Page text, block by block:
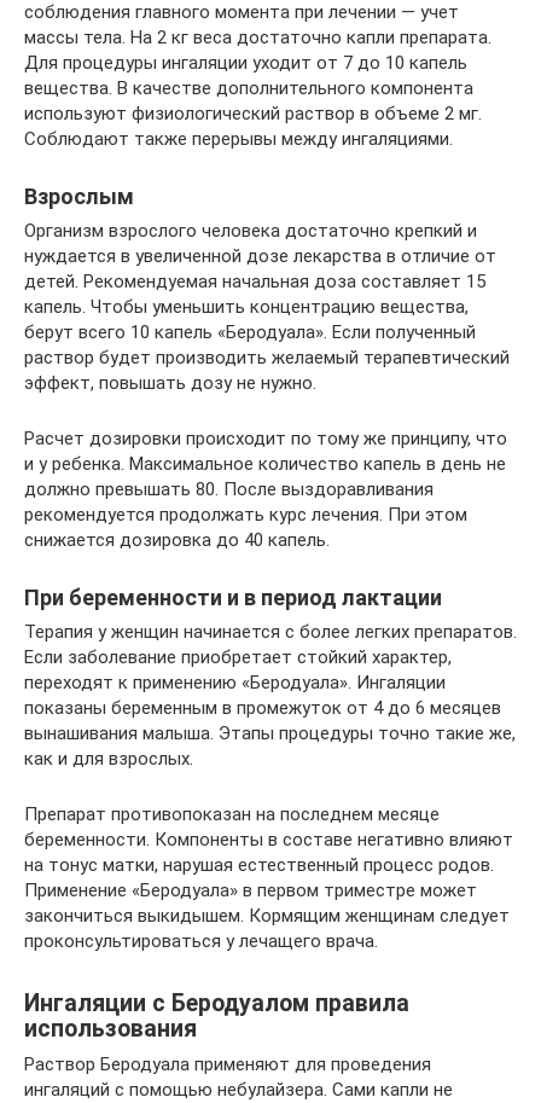
соблюдения главного момента при лечении — учет
массы тела. На 2 кг веса достаточно капли препарата.
Для процедуры ингаляции уходит от 7 до 10 капель
вещества. В качестве дополнительного компонента
используют физиологический раствор в объеме 2 мг.
Соблюдают также перерывы между ингаляциями.
Взрослым
Организм взрослого человека достаточно крепкий и
нуждается в увеличенной дозе лекарства в отличие от
детей. Рекомендуемая начальная доза составляет 15
капель. Чтобы уменьшить концентрацию вещества,
берут всего 10 капель «Беродуала». Если полученный
раствор будет производить желаемый терапевтический
эффект, повышать дозу не нужно.
Расчет дозировки происходит по тому же принципу, что
и у ребенка. Максимальное количество капель в день не
должно превышать 80. После выздоравливания
рекомендуется продолжать курс лечения. При этом
снижается дозировка до 40 капель.
При беременности и в период лактации
Терапия у женщин начинается с более легких препаратов.
Если заболевание приобретает стойкий характер,
переходят к применению «Беродуала». Ингаляции
показаны беременным в промежуток от 4 до 6 месяцев
вынашивания малыша. Этапы процедуры точно такие же,
как и для взрослых.
Препарат противопоказан на последнем месяце
беременности. Компоненты в составе негативно влияют
на тонус матки, нарушая естественный процесс родов.
Применение «Беродуала» в первом триместре может
закончиться выкидышем. Кормящим женщинам следует
проконсультироваться у лечащего врача.
Ингаляции с Беродуалом правила
использования
Раствор Беродуала применяют для проведения
ингаляций с помощью небулайзера. Сами капли не